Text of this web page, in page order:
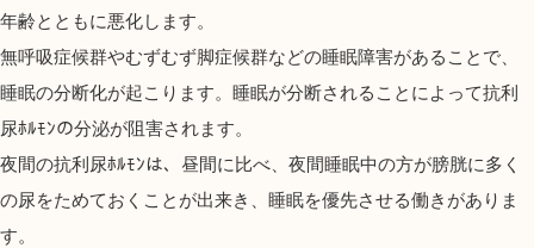
年齢とともに悪化します。
無呼吸症候群やむずむず脚症候群などの睡眠障害があることで、
睡眠の分断化が起こります。睡眠が分断されることによって抗利
尿ﾎﾙﾓﾝの分泌が阻害されます。
夜間の抗利尿ﾎﾙﾓﾝは、昼間に比べ、夜間睡眠中の方が膀胱に多く
の尿をためておくことが出来き、睡眠を優先させる働きがありま
す。